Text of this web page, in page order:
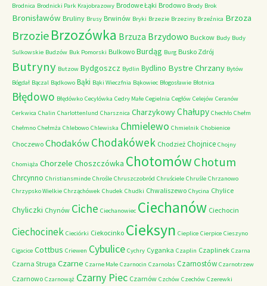
Brodnica Brodnicki Park Krajobrazowy Brodowe Łąki Brodowo Brody Brok
Bronisławów Bruliny Brusy Brwinów Bryki Brzezie Brzeziny Brzeźnica Brzoza
Brzozie Brzozówka Brzuza Brzydowo Buckow Budy Budy
Sulkowskie Budzów Buk Pomorski Bulkowo Burdąg Burg Busko Zdrój
Butryny Butzow Bydgoszcz Bydlin Bydlino Bystre Chrzany Bytów
Bógdał Bączal Bądkowo Bąki Bąki Wieczfnia Bąkowiec Błogosławie Błotnica
Błędowo Błędówko Cecylówka Cedry Małe Cegielnia Cegłów Celejów Ceranów
Cerkwica Chalin Charlottenlund Charsznica CharzykowyChałupy Chechło Chełm
Chełmno Chełmża Chlebowo Chlewiska Chmielewo Chmielnik Chobienice
Choczewo ChodakówChodakówek Chodzież Chojnice Chojny
Chomiąża Chorzele Choszczówka ChotomówChotum
Chrcynno Christiansminde Chrośle Chruszczobród Chruściele Chruśle Chrzanowo
Chrzypsko Wielkie Chrząchówek Chudek Chudki Chwaliszewo Chycina Chylice
Chyliczki Chynów Ciche Ciechanowiec Ciechanów Ciechocin
Ciechocinek Cieciórki Ciekocinko Cieksyn Cieplice Cierpice Cieszyno
Cigacice Cottbus Criewen Cybulice Cychry Cyganka Czaplin Czaplinek Czarna
Czarna Struga Czarne Czarne Małe Czarnocin Czarnolas Czarnostów Czarnotrzew
Czarnowo Czarnowąż Czarny Piec Czarnów Czchów Czechów Czerewki